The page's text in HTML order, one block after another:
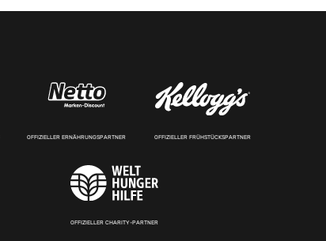
OFFIZIELLER ERNÄHRUNGSPARTNER OFFIZIELLER FRÜHSTÜCKSPARTNER
OFFIZIELLER CHARITY-PARTNER